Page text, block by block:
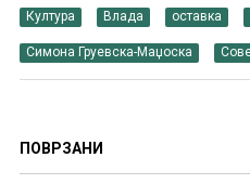
Култура Влада оставка
Симона Груевска-Маџоска
ПОВРЗАНИ